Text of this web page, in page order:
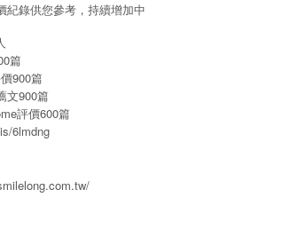
紀錄供您參考，持續增加中
篇
900篇
文900篇
評價600篇
6lmdng